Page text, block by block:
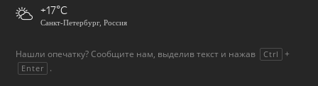
+17
Санкт-Петербург, Россия
Нашли опечатку? Сообщите нам, выделив текст и нажав Ctrl +
Enter .